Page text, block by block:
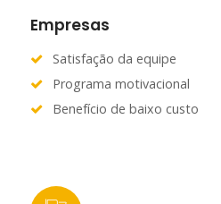
Empresas
Satisfação da equipe
Programa motivacional
Benefício de baixo custo